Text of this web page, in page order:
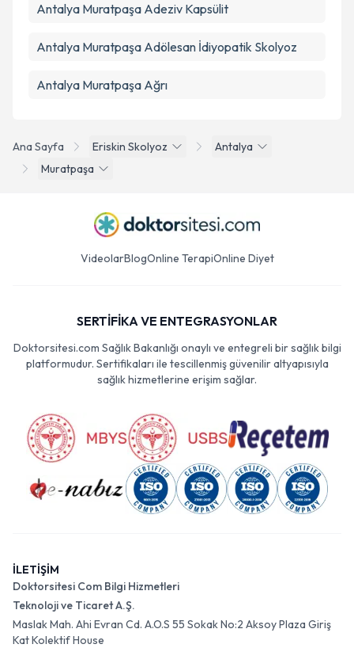
Ana Sayfa Eriskin Skolyoz
Antalya
Muratpaşa
Antalya Muratpaşa Adeziv Kapsülit
Antalya Muratpaşa Adölesan İdiyopatik Skolyoz
Antalya Muratpaşa Ağrı
VideolarBlogOnline TerapiOnline Diyet
SERTİFİKA VE ENTEGRASYONLAR
Doktorsitesi.com Sağlık Bakanlığı onaylı ve entegreli bir sağlık bilgi
platformudur. Sertifikaları ile tescillenmiş güvenilir altyapısıyla
sağlık hizmetlerine erişim sağlar.
İLETİŞİM
Doktorsitesi Com Bilgi Hizmetleri
Teknoloji ve Ticaret A.Ş.
Maslak Mah. Ahi Evran Cd. A.O.S 55 Sokak No:2 Aksoy Plaza Giriş
Kat Kolektif House